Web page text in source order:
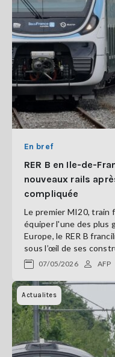
En bref
RER B en Ile-de-
nouveaux rails
compliquée
Le premier MI20, train
équiper l'une des plus
Europe, le RER B
sous l’œil de ses
07/05/2026 AFP
Actualites